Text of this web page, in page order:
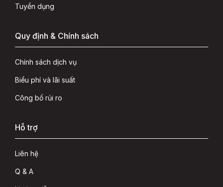
Tuyển dụng
Quy định & Chính sách
Chính sách dịch vụ
Biểu phí và lãi suất
Công bố rủi ro
Hỗ trợ
Liên hệ
Q & A